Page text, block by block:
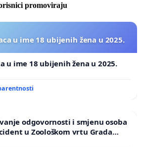
promoviraju
u ime 18 ubijenih žena u 2025.
u ime 18 ubijenih žena u 2025.
odgovornosti i smjenu osoba
u Zoološkom vrtu Grada